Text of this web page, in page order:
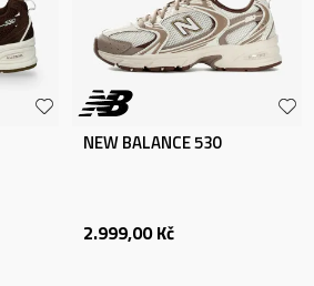
NEW BALANCE 530
2.999,00 Kč